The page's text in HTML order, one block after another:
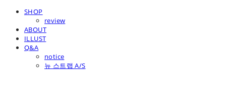
SHOP
review
ABOUT
ILLUST
Q&A
notice
뉴 스트랩 A/S